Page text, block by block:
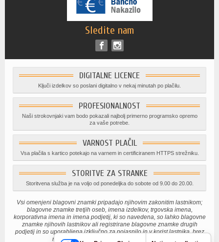
Sledite nam
DIGITALNE LICENCE
Ključi izdelkov so poslani digitalno v nekaj minutah po plačilu.
PROFESIONALNOST
Naši strokovnjaki vam bodo pokazali najbolj primerno programsko opremo
za vaše potrebe.
VARNOST PLAČIL
Vsa plačila s kartico potekajo na varnem in certificiranem HTTPS strežniku.
STORITVE ZA STRANKE
Storitvena služba je na voljo od ponedeljka do sobote od 9.00 do 20.00.
Vsi omenjeni blagovni znamki pripadajo njihovim zakonitim lastnikom;
blagovne znamke tretjih oseb, imena izdelkov, trgovska imena,
korporativna imena in imena podjetij, ki so navedena, so lahko blagovne
znamke njihovih lastnikov ali registrirane blagovne znamke drugih
podjetij in so uporabljena izključno za pojasnilo in v korist lastnika, brez
namena kršenja veljavnih avtorskih pravic.